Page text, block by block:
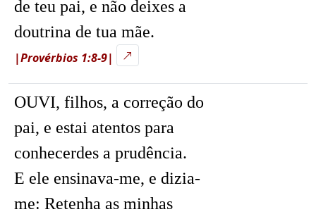
de teu pai, e não deixes a
doutrina de tua mãe.
|Provérbios 1:8-9|
OUVI, filhos, a correção do
pai, e estai atentos para
conhecerdes a prudência.
E ele ensinava-me, e dizia-
me: Retenha as minhas